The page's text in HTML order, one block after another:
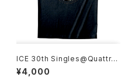
ICE 30th Singles@Quattro
&Janus Tシャツ（黒）
¥4,000